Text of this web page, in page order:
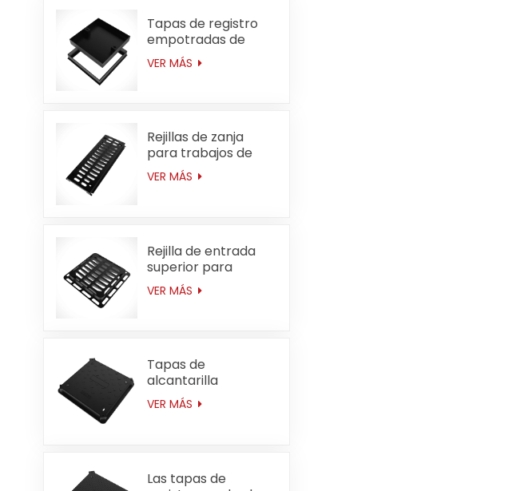
mm (23,6 pulgadas)
Tapas de registro
empotradas de
hierro dúctil para
servicio mediano
VER MÁS
Rejillas de zanja
para trabajos de
tipo mediano con
canal de barranco
VER MÁS
Rejilla de entrada
superior para
servicio mediano
D400 de 600 mm *
VER MÁS
Tapas de
alcantarilla
cuadradas de hierro
dúctil de alta
aeropuertos.
VER MÁS
Las tapas de